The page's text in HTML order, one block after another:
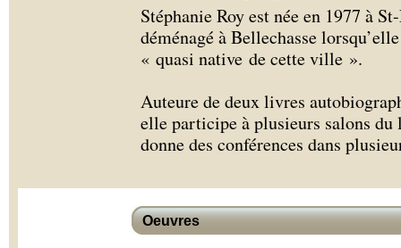
Stéphanie Roy est née en 1977 à
déménagé à Bellechasse
« quasi native de cette ville ».
Auteure de deux livres
elle participe à plusieurs salons
donne des conférences dans
Oeuvres